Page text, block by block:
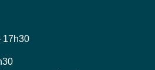
17h30